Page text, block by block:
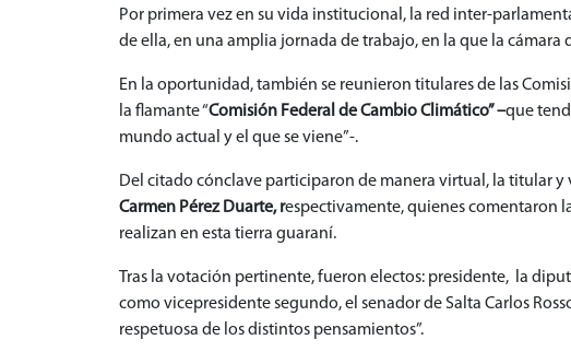
Por primera vez en su vida institucional, la red inter-
de ella, en una amplia jornada de trabajo, en la que la cámara
En la oportunidad, también se reunieron titulares de las
la flamante “Comisión Federal de Cambio Climático” –que
mundo actual y el que se viene”-.
Del citado cónclave participaron de manera virtual, la titular
Carmen Pérez Duarte, respectivamente, quienes comentaron
realizan en esta tierra guaraní.
Tras la votación pertinente, fueron electos: presidente, la
como vicepresidente segundo, el senador de Salta Carlos
respetuosa de los distintos pensamientos”.